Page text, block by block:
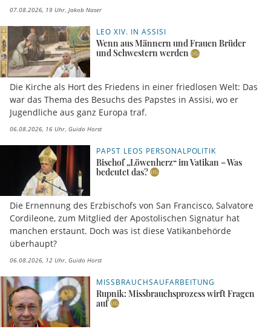
07.08.2026, 19 Uhr Jakob Naser
LEO XIV. IN ASSISI
Wenn aus Männern und Frauen Brüder
und Schwestern werden
Die Kirche als Hort des Friedens in einer friedlosen Welt: Das
war das Thema des Besuchs des Papstes in Assisi, wo er
Jugendliche aus ganz Europa traf.
06.08.2026, 16 Uhr Guido Horst
PAPST LEOS PERSONALPOLITIK
Bischof „Löwenherz“ im Vatikan – Was
bedeutet das?
Die Ernennung des Erzbischofs von San Francisco, Salvatore
Cordileone, zum Mitglied der Apostolischen Signatur hat
manchen erstaunt. Doch was ist diese Vatikanbehörde
überhaupt?
06.08.2026, 12 Uhr Guido Horst
MISSBRAUCHSAUFARBEITUNG
Rupnik: Missbrauchsprozess wirft Fragen
auf